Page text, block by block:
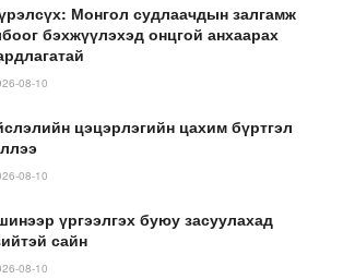
Монгол судлаачдын залгамж
бэхжүүлэхэд онцгой анхаарах
08-10
цэцэрлэгийн цахим бүртгэл
08-10
үргээлгэх буюу засуулахад
сайн
08-10